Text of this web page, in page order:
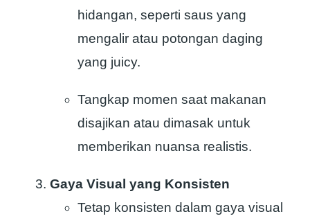
hidangan, seperti saus yang
mengalir atau potongan daging
yang juicy.
Tangkap momen saat makanan
disajikan atau dimasak untuk
memberikan nuansa realistis.
Gaya Visual yang Konsisten
Tetap konsisten dalam gaya visual